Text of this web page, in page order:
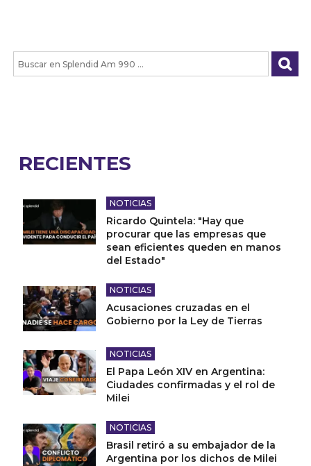
RECIENTES
NOTICIAS
Ricardo Quintela: "Hay que
procurar que las empresas que
sean eficientes queden en manos
del Estado"
NOTICIAS
Acusaciones cruzadas en el
Gobierno por la Ley de Tierras
NOTICIAS
El Papa León XIV en Argentina:
Ciudades confirmadas y el rol de
Milei
NOTICIAS
Brasil retiró a su embajador de la
Argentina por los dichos de Milei